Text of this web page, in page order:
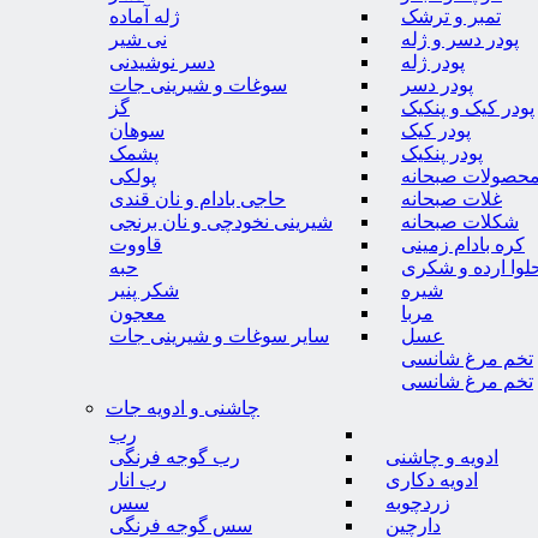
تمبر و ترشک
پودر دسر و ژله
پودر ژله
پودر دسر
پودر کیک و پنکیک
پودر کیک
پودر پنکیک
صبحانه
غلات صبحانه
شکلات صبحانه
کره بادام زمینی
ارده و شکری
شیره
مربا
عسل
تخم مرغ شانسی
تخم مرغ شانسی
ژله آماده
نی شیر
دسر نوشیدنی
سوغات و شیرینی جات
گز
سوهان
پشمک
پولکی
حاجی بادام و نان قندی
شیرینی نخودچی و نان برنجی
قاووت
حبه
شکر پنیر
معجون
سایر سوغات و شیرینی جات
چاشنی و ادویه جات
ادویه و چاشنی
ادویه دکاری
زردچوبه
دارچین
رب
رب گوجه فرنگی
رب انار
سس
سس گوجه فرنگی